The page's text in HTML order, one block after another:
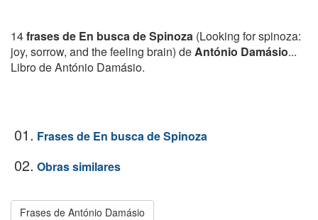
14frases de En busca de Spinoza (Looking for spinoza:
joy, sorrow, and the feeling brain) deAntónio Damásio...
Libro de António Damásio.
01. Frases de En busca de Spinoza
02. Obras similares
Frases de António Damásio